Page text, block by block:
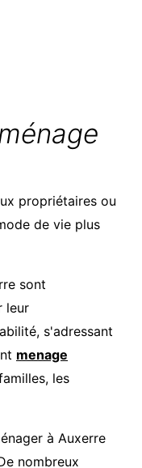
propriétaires ou
de vie plus
sont
leur
s'adressant
menage
les
à Auxerre
nombreux